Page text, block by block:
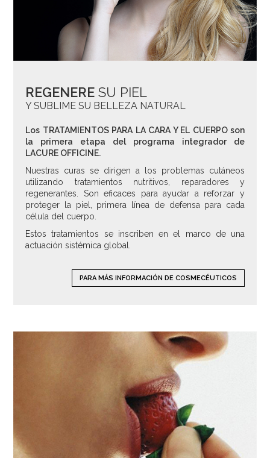
REGENERE SU PIEL
Y SUBLIME SU BELLEZA NATURAL
Los TRATAMIENTOS PARA LA CARA Y EL CUERPO son
la primera etapa del programa integrador de
LACURE OFFICINE.
Nuestras curas se dirigen a los problemas cutáneos
utilizando tratamientos nutritivos, reparadores y
regenerantes. Son eficaces para ayudar a reforzar y
proteger la piel, primera línea de defensa para cada
célula del cuerpo.
Estos tratamientos se inscriben en el marco de una
actuación sistémica global.
PARA MÁS INFORMACIÓN DE COSMECÉUTICOS